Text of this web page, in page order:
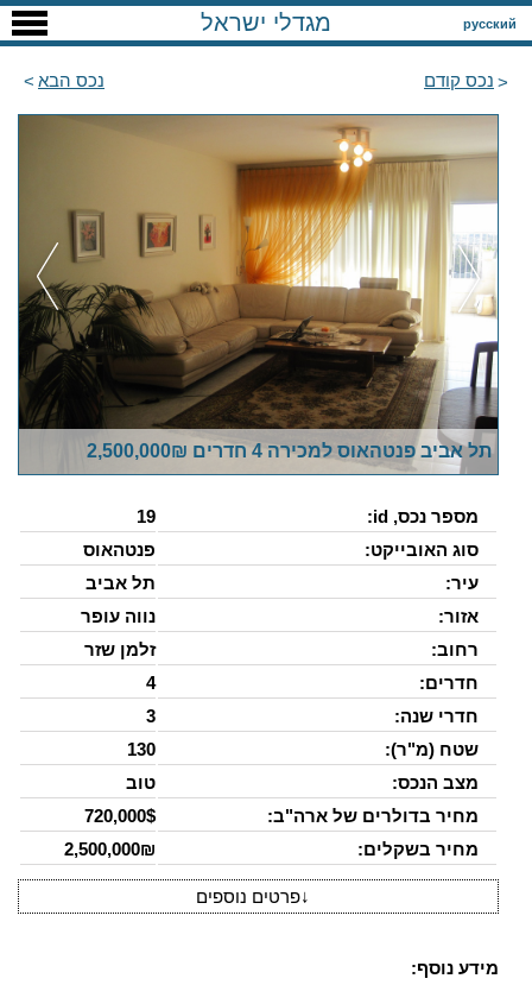
русский מגדלי ישראל
נכס קודם נכס הבא
תל אביב פנטהאוס למכירה 4 חדרים 2,500,000₪
מספר נכס, id:
19
סוג האובייקט:
פנטהאוס
עיר:
תל אביב
אזור:
נווה עופר
רחוב:
זלמן שזר
חדרים:
4
חדרי שנה:
3
שטח (מ"ר):
130
מצב הנכס:
טוב
מחיר בדולרים של ארה"ב:
720,000$
מחיר בשקלים:
2,500,000₪
↓פרטים נוספים
מידע נוסף: